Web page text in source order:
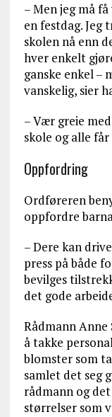
– Men jeg må
en festdag. Jeg
skolen nå enn
hver enkelt
ganske enkel –
vanskelig, sier
– Vær greie
skole og alle
Oppfordring
Ordføreren
oppfordre
– Dere kan
press på både
bevilges
det gode
Rådmann
å takke
blomster som
samlet det seg
rådmann og
størrelser som